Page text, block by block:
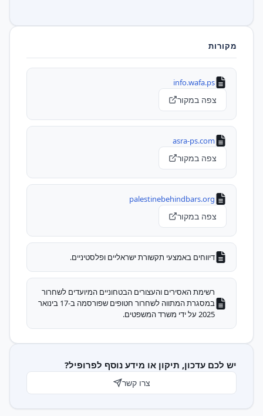
מקורות
info.wafa.ps
צפה במקור
asra-ps.com
צפה במקור
palestinebehindbars.org
צפה במקור
דיווחים באמצעי תקשורת ישראליים ופלסטיניים.
רשימת האסירים והעצורים הבטחוניים המיועדים לשחרור
במסגרת המתווה לשחרור חטופים שפורסמה ב-17 בינואר
2025 על ידי משרד המשפטים.
יש לכם עדכון, תיקון או מידע נוסף לפרופיל?
צרו קשר